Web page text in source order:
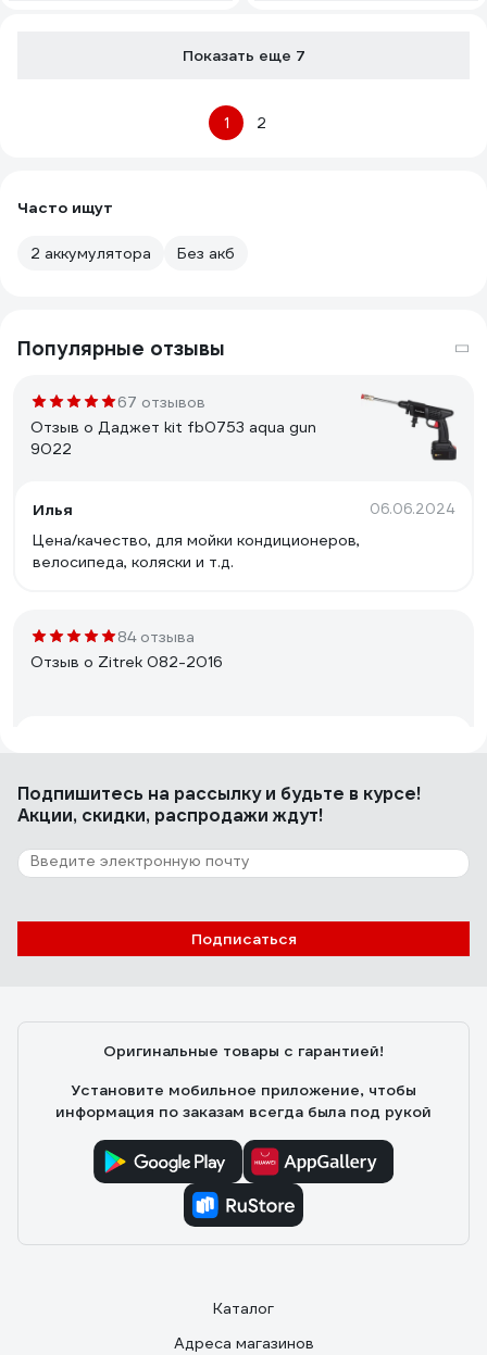
Показать еще 7
1 2
Часто ищут
2 аккумулятора Без акб
Популярные отзывы
67 отзывов
Отзыв о Даджет kit fb0753 aqua gun
9022
Илья 06.06.2024
Цена/качество, для мойки кондиционеров,
велосипеда, коляски и т.д.
84 отзыва
Отзыв о Zitrek 082-2016
36 отзывов
Отзыв о Ryobi RY18PW22A-0 5133004570
Афонин Алексей Александрович 23.06.2021
Подпишитесь на рассылкуи будьте в курсе!
Акции, скидки, распродажи ждут!
Подписаться
Оригинальные товары с гарантией!
Установите мобильное приложение, чтобы
информация по заказам всегда была под рукой
Каталог
Адреса магазинов